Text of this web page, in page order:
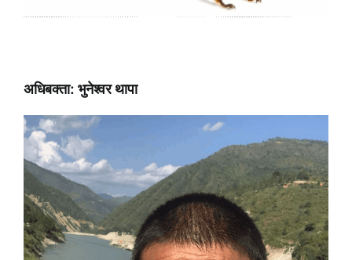
अधिबक्ता: भुनेश्वर थापा